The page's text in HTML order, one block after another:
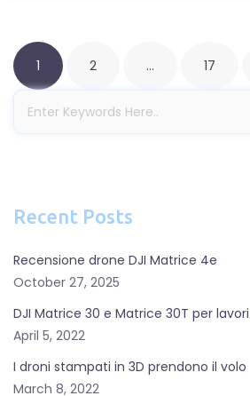
Posts
pagination
1 2 … 17
Recent Posts
Recensione drone DJI Matrice 4e
October 27, 2025
DJI Matrice 30 e Matrice 30T per
April 5, 2022
I droni stampati in 3D prendono il volo
March 8, 2022